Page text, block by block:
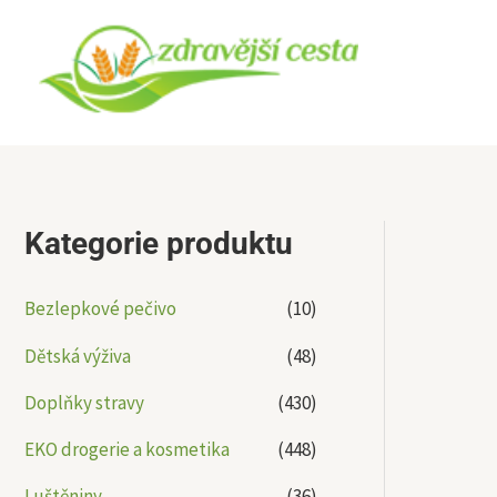
obsah
Kategorie produktu
Bezlepkové pečivo
(10)
Dětská výživa
(48)
Doplňky stravy
(430)
EKO drogerie a kosmetika
(448)